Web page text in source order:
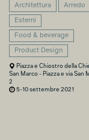
Architettura Arredo
Esterni
Food & beverage
Product Design
Piazza e Chiostro della
San Marco - Piazza e via San
2
5-10 settembre 2021